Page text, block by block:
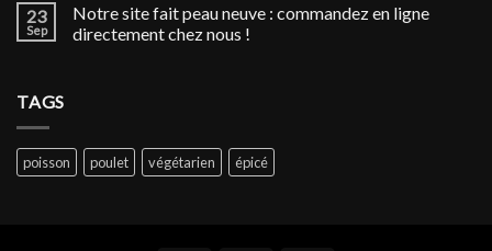
23
Sep
Notre site fait peau neuve : commandez en ligne
directement chez nous !
TAGS
poisson poulet végétarien épicé